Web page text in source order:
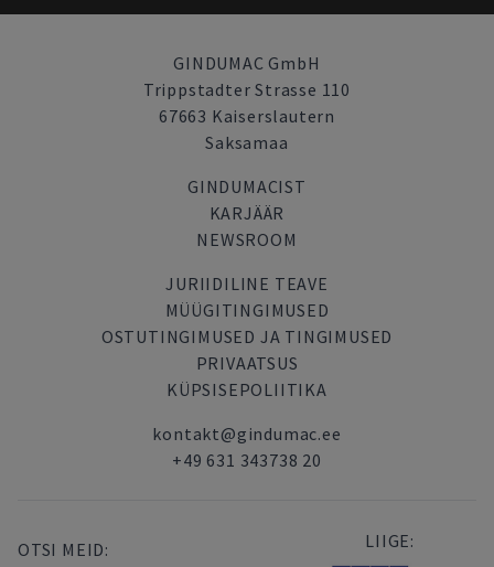
GINDUMAC GmbH
Trippstadter Strasse 110
67663 Kaiserslautern
Saksamaa
GINDUMACIST
KARJÄÄR
NEWSROOM
JURIIDILINE TEAVE
MÜÜGITINGIMUSED
OSTUTINGIMUSED JA TINGIMUSED
PRIVAATSUS
KÜPSISEPOLIITIKA
kontakt@gindumac.ee
+49 631 343738 20
OTSI MEID: LIIGE: